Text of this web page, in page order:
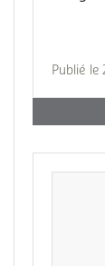
Publié le